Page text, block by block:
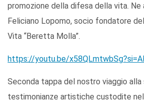
promozione della difesa della vita. Ne
Feliciano Lopomo, socio fondatore
Vita “Beretta Molla”.
https://youtu.be/
Seconda tappa del nostro viaggio
testimonianze artistiche custodite